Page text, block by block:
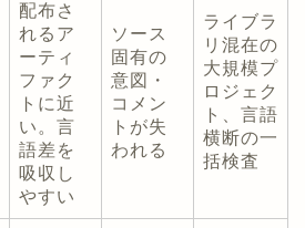
配布さ
れるア
ーティ
ファク
トに近
い。言
語差を
吸収し
やすい
ソース
固有の
意図・
コメン
トが失
われる
ライブラ
リ混在の
大規模プ
ロジェク
ト、言語
横断の一
括検査